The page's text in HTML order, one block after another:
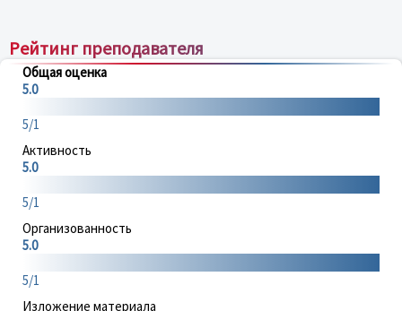
Рейтинг преподавателя
Общая оценка
5.0
5/1
Активность
5.0
5/1
Организованность
5.0
5/1
Изложение материала